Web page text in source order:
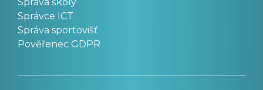
Správce ICT
Správa sportovišť
Pověřenec GDPR